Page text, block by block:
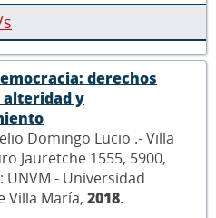
derechos
alteridad y
Domingo Lucio .- Villa
Jauretche 1555, 5900,
UNVM - Universidad
Villa María, 2018.